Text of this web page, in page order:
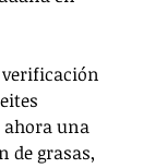
verificación
ahora una
de grasas,